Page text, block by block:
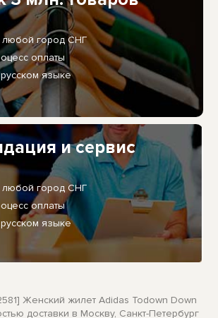
любой город СНГ
оплаты
языке
и сервис
любой город СНГ
оплаты
языке
Женский жилет Adidas Todown Down
доставки в Москву, Санкт-Петербург